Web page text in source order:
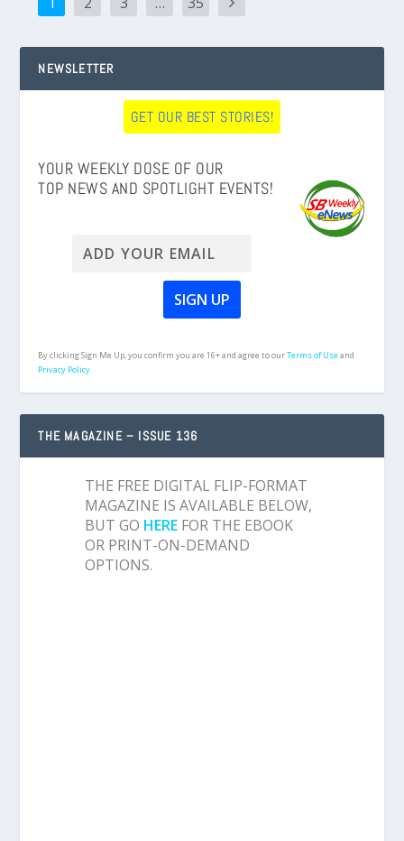
NEWSLETTER
GET OUR BEST STORIES!
YOUR WEEKLY DOSE OF OUR
TOP NEWS AND SPOTLIGHT EVENTS!
By clicking Sign Me Up, you confirm you are 16+ and agree to ourTerms of Useand
Privacy Policy.
THE MAGAZINE – ISSUE 136
THE FREE DIGITAL FLIP-FORMAT
MAGAZINE IS AVAILABLE BELOW,
BUT GO HERE FOR THE EBOOK
OR PRINT-ON-DEMAND
OPTIONS.